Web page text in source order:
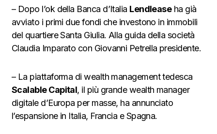
– Dopo l’ok della Banca d’Italia Lendleaseha già
avviato i primi due fondi che investono in immobili
del quartiere Santa Giulia. Alla guida della società
Claudia Imparato con Giovanni Petrella presidente.
– La piattaforma di wealth management tedesca
Scalable Capital, il più grande wealth manager
digitale d’Europa per masse, ha annunciato
l’espansione in Italia, Francia e Spagna.